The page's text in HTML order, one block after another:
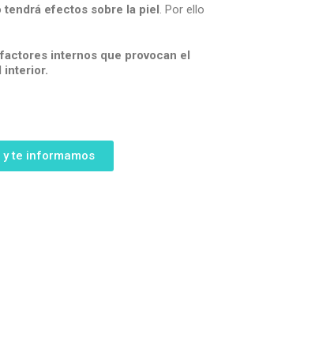
efectos sobre la piel. Por ello
factores internos que provocan el
interior.
y te informamos